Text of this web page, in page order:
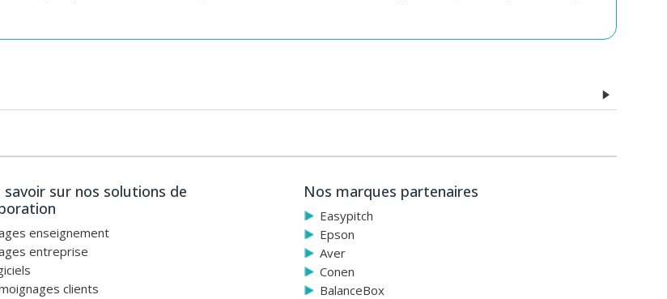
utilisé et réutilisé ou partagé avec d'autres enseignants et étudiants. Un jeu d'outils complet permet
et les enseignants peuvent écrire, dessiner, mettre en surbrillance, révéler, colorer, découper l'écran
modèles identifiés par niveau, par âge et par sujet. Aussi, les enseignants sont-ils sûrs de créer des exercices
sur nos solutions de
enseignement
entreprise
clients
Nos marques partenaires
Easypitch
Epson
Aver
Conen
BalanceBox